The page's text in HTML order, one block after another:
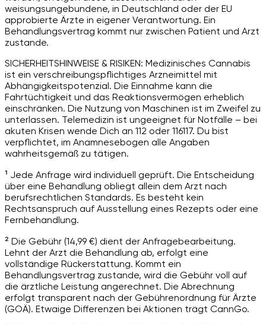
weisungsungebundene, in Deutschland oder der EU
approbierte Ärzte in eigener Verantwortung. Ein
Behandlungsvertrag kommt nur zwischen Patient und Arzt
zustande.
SICHERHEITSHINWEISE & RISIKEN: Medizinisches Cannabis
ist ein verschreibungspflichtiges Arzneimittel mit
Abhängigkeitspotenzial. Die Einnahme kann die
Fahrtüchtigkeit und das Reaktionsvermögen erheblich
einschränken. Die Nutzung von Maschinen ist im Zweifel zu
unterlassen. Telemedizin ist ungeeignet für Notfälle – bei
akuten Krisen wende Dich an 112 oder 116117. Du bist
verpflichtet, im Anamnesebogen alle Angaben
wahrheitsgemäß zu tätigen.
¹ Jede Anfrage wird individuell geprüft. Die Entscheidung
über eine Behandlung obliegt allein dem Arzt nach
berufsrechtlichen Standards. Es besteht kein
Rechtsanspruch auf Ausstellung eines Rezepts oder eine
Fernbehandlung.
² Die Gebühr (14,99 €) dient der Anfragebearbeitung.
Lehnt der Arzt die Behandlung ab, erfolgt eine
vollständige Rückerstattung. Kommt ein
Behandlungsvertrag zustande, wird die Gebühr voll auf
die ärztliche Leistung angerechnet. Die Abrechnung
erfolgt transparent nach der Gebührenordnung für Ärzte
(GOÄ). Etwaige Differenzen bei Aktionen trägt CannGo.